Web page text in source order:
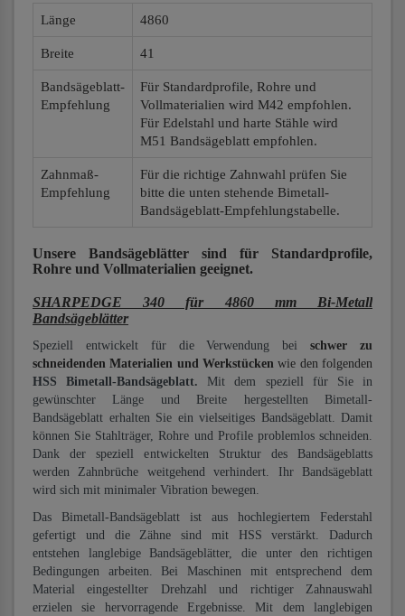
Länge 4860
Breite 41
Bandsägeblatt-
Empfehlung
Für Standardprofile, Rohre und
Vollmaterialien wird M42 empfohlen.
Für Edelstahl und harte Stähle wird
M51 Bandsägeblatt empfohlen.
Zahnmaß-
Empfehlung
Für die richtige Zahnwahl prüfen Sie
bitte die unten stehende Bimetall-
Bandsägeblatt-Empfehlungstabelle.
Unsere Bandsägeblätter sind für Standardprofile,
Rohre und Vollmaterialien geeignet.
SHARPEDGE 340 für 4860 mm Bi-Metall
Bandsägeblätter
Speziell entwickelt für die Verwendung beischwer zu
schneidenden Materialien und Werkstücken wie den folgenden
HSS Bimetall-Bandsägeblatt. Mit dem speziell für Sie in
gewünschter Länge und Breite hergestellten Bimetall-
Bandsägeblatt erhalten Sie ein vielseitiges Bandsägeblatt. Damit
können Sie Stahlträger, Rohre und Profile problemlos schneiden.
Dank der speziell entwickelten Struktur des Bandsägeblatts
werden Zahnbrüche weitgehend verhindert. Ihr Bandsägeblatt
wird sich mit minimaler Vibration bewegen.
Das Bimetall-Bandsägeblatt ist aus hochlegiertem Federstahl
gefertigt und die Zähne sind mit HSS verstärkt. Dadurch
entstehen langlebige Bandsägeblätter, die unter den richtigen
Bedingungen arbeiten. Bei Maschinen mit entsprechend dem
Material eingestellter Drehzahl und richtiger Zahnauswahl
erzielen sie hervorragende Ergebnisse. Mit dem langlebigen